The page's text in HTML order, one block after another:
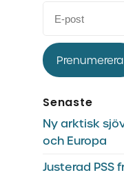
Prenumerera
Senaste
Ny arktisk
och Europa
Justerad PSS